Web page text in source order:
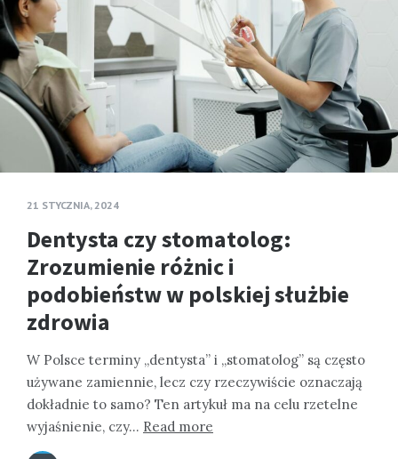
21 STYCZNIA, 2024
Dentysta czy stomatolog:
Zrozumienie różnic i
podobieństw w polskiej służbie
zdrowia
W Polsce terminy „dentysta” i „stomatolog” są często
używane zamiennie, lecz czy rzeczywiście oznaczają
dokładnie to samo? Ten artykuł ma na celu rzetelne
wyjaśnienie, czy… Read more